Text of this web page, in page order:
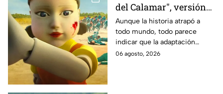
del Calamar", versión
Estados Unidos? Esto
es lo que se sabe al
momento
Aunque la historia atrapó a
todo mundo, todo parece
indicar que la adaptación
podría ser cancelada:
06 agosto, 2026